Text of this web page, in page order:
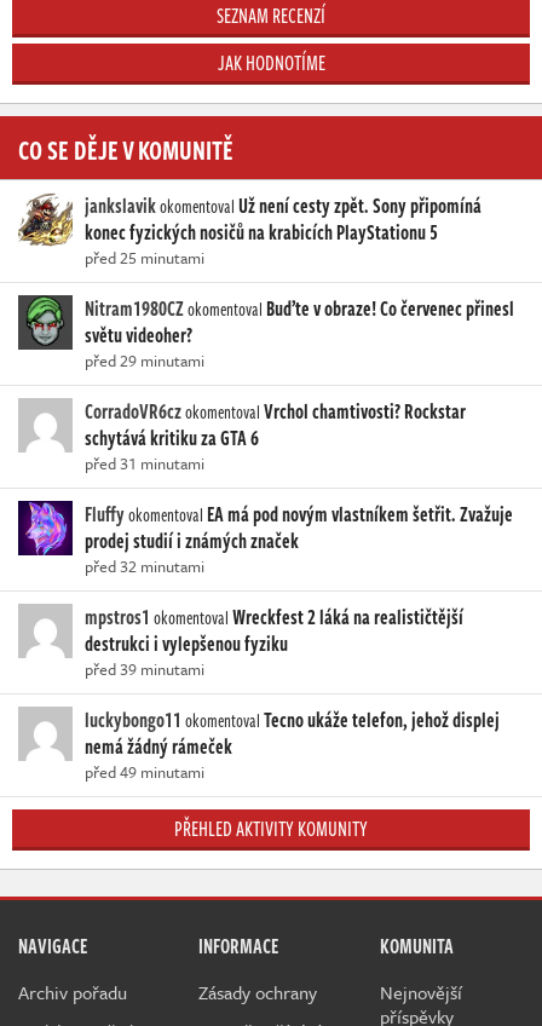
SEZNAM RECENZÍ
JAK HODNOTÍME
CO SE DĚJE V KOMUNITĚ
jankslavikokomentovalUž není cesty zpět. Sony připomíná
konec fyzických nosičů na krabicích PlayStationu 5
před 25 minutami
Nitram1980CZokomentoval Buďte v obraze! Co červenec přinesl
světu videoher?
před 29 minutami
CorradoVR6czokomentovalVrchol chamtivosti? Rockstar
schytává kritiku za GTA 6
před 31 minutami
Fluffyokomentoval EA má pod novým vlastníkem šetřit. Zvažuje
prodej studií i známých značek
před 32 minutami
mpstros1 okomentovalWreckfest 2 láká na realističtější
destrukci i vylepšenou fyziku
před 39 minutami
luckybongo11 okomentovalTecno ukáže telefon, jehož displej
nemá žádný rámeček
před 49 minutami
PŘEHLED AKTIVITY KOMUNITY
NAVIGACE
Archiv pořadu
INFORMACE
Zásady ochrany
KOMUNITA
Nejnovější
příspěvky